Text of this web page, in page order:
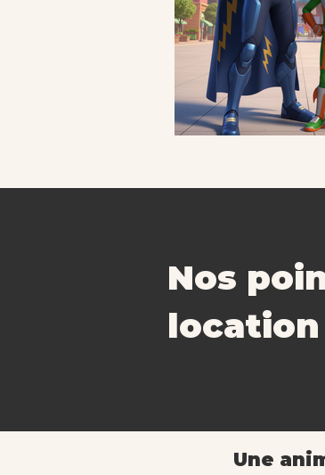
Nos
location
Une